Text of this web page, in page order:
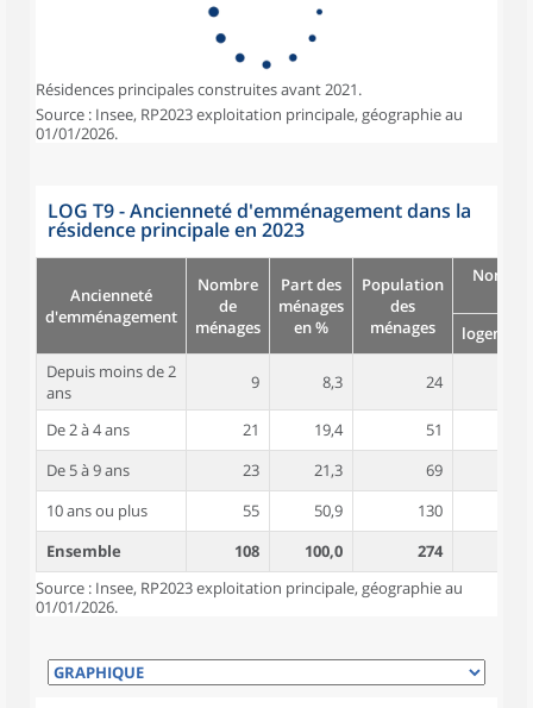
Résidences principales construites avant 2021.
Source : Insee, RP2023 exploitation principale, géographie au
01/01/2026.
LOG T9 - Ancienneté d'emménagement dans la
résidence principale en 2023
Ancienneté
d'emménagement
Nombre
de
ménages
Part des
ménages
en %
Population
des
ménages
logement
Depuis moins de 2
ans
9 8,3 24
De 2 à 4 ans 21 19,4 51
De 5 à 9 ans
23 21,3 69
10 ans ou plus
55 50,9 130
Ensemble
108 100,0 274
Source : Insee, RP2023 exploitation principale, géographie au
01/01/2026.